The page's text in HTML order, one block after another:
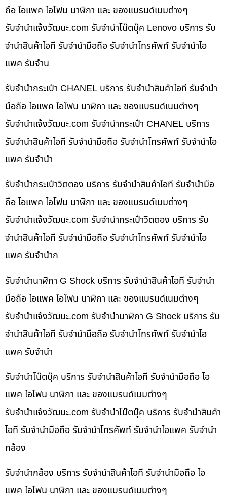
ถือ ไอแพค ไอโฟน นาฬิกา และ ของแบรนด์เนมต่างๆ
รับจํานําแจ้งวัฒนะ.com รับจำนำโน๊ตบุ๊ค Lenovo บริการ รับ
จำนำสินค้าไอที รับจำนำมือถือ รับจำนำโทรศัพท์ รับจำนำไอ
แพค รับจำน
รับจำนำกระเป๋า CHANEL บริการ รับจำนำสินค้าไอที รับจำนำ
มือถือ ไอแพค ไอโฟน นาฬิกา และ ของแบรนด์เนมต่างๆ
รับจํานําแจ้งวัฒนะ.com รับจำนำกระเป๋า CHANEL บริการ
รับจำนำสินค้าไอที รับจำนำมือถือ รับจำนำโทรศัพท์ รับจำนำไอ
แพค รับจำนำ
รับจำนำกระเป๋าวิตตอง บริการ รับจำนำสินค้าไอที รับจำนำมือ
ถือ ไอแพค ไอโฟน นาฬิกา และ ของแบรนด์เนมต่างๆ
รับจํานําแจ้งวัฒนะ.com รับจำนำกระเป๋าวิตตอง บริการ รับ
จำนำสินค้าไอที รับจำนำมือถือ รับจำนำโทรศัพท์ รับจำนำไอ
แพค รับจำนำก
รับจำนำนาฬิกา G Shock บริการ รับจำนำสินค้าไอที รับจำนำ
มือถือ ไอแพค ไอโฟน นาฬิกา และ ของแบรนด์เนมต่างๆ
รับจํานําแจ้งวัฒนะ.com รับจำนำนาฬิกา G Shock บริการ รับ
จำนำสินค้าไอที รับจำนำมือถือ รับจำนำโทรศัพท์ รับจำนำไอ
แพค รับจำนำ
รับจำนำโน๊ตบุ๊ค บริการ รับจำนำสินค้าไอที รับจำนำมือถือ ไอ
แพค ไอโฟน นาฬิกา และ ของแบรนด์เนมต่างๆ
รับจํานําแจ้งวัฒนะ.com รับจำนำโน๊ตบุ๊ค บริการ รับจำนำสินค้า
ไอที รับจำนำมือถือ รับจำนำโทรศัพท์ รับจำนำไอแพค รับจำนำ
กล้อง
รับจำนำกล้อง บริการ รับจำนำสินค้าไอที รับจำนำมือถือ ไอ
แพค ไอโฟน นาฬิกา และ ของแบรนด์เนมต่างๆ